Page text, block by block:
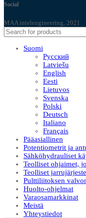
Social
MAA intelengineering, 2021
Suomi
Русский
Latviešu
English
Eesti
Lietuvos
Svenska
Polski
Deutsch
Italiano
Français
Pääasiallinen
Potentiometrit ja
Sähköhydrauliset
Teolliset ohjaimet,
Teolliset
Pulttiliitoksen
Huolto-ohjelmat
Varaosamarkkinat
Meistä
Yhteystiedot